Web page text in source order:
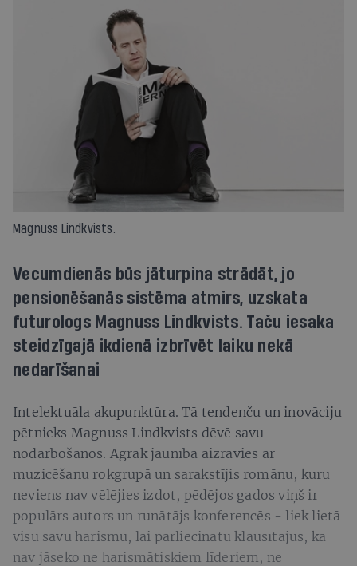
Magnuss Lindkvists.
Vecumdienās būs jāturpina strādāt, jo
pensionēšanās sistēma atmirs, uzskata
futurologs Magnuss Lindkvists. Taču iesaka
steidzīgajā ikdienā izbrīvēt laiku nekā
nedarīšanai
Intelektuāla akupunktūra. Tā tendenču un inovāciju
pētnieks Magnuss Lindkvists dēvē savu
nodarbošanos. Agrāk jaunībā aizrāvies ar
muzicēšanu rokgrupā un sarakstījis romānu, kuru
neviens nav vēlējies izdot, pēdējos gados viņš ir
populārs autors un runātājs konferencēs - liek lietā
visu savu harismu, lai pārliecinātu klausītājus, ka
nav jāseko ne harismātiskiem līderiem, ne